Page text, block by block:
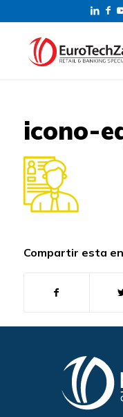
icono-
Compartir esta